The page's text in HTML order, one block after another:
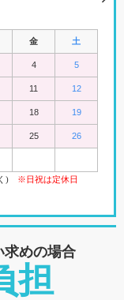
金 土
4 5
11 12
18 19
25 26
) ※日祝は定休日
求めの場合
担